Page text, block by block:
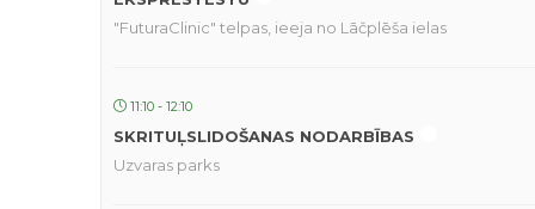
"FuturaClinic" telpas, ieeja no Lāčplēša ielas
11:10 - 12:10
SKRITUĻSLIDOŠANAS NODARBĪBAS
Uzvaras parks